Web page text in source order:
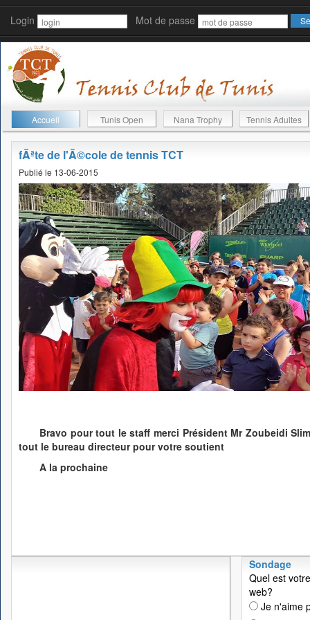
Login Mot de passe
Accueil Tunis Open Nana Trophy Tennis Adultes
fÃªte de l'Ã©cole de tennis TCT
Publié le 13-06-2015
Bravo pour tout le staff merci Président Mr Zoubeidi
tout le bureau directeur pour votre soutient
A la prochaine
Sondage
Quel est
web?
Je n'aime